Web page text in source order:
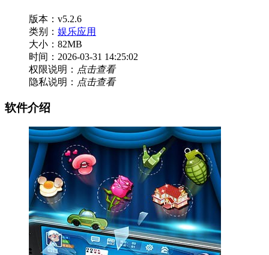
版本：v5.2.6
类别： 娱乐应用
大小：82MB
时间：2026-03-31 14:25:02
权限说明： 点击查看
隐私说明： 点击查看
软件介绍